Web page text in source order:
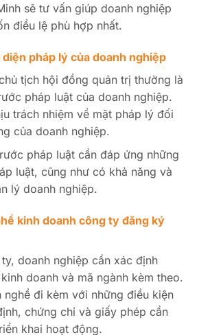
sẽ tư vấn giúp doanh nghiệp
điều lệ phù hợp nhất.
pháp lý của doanh nghiệp
tịch hội đồng quản trị thường là
pháp luật của doanh nghiệp.
trách nhiệm về mặt pháp lý đối
của doanh nghiệp.
pháp luật cần đáp ứng những
luật, cũng như có khả năng và
lý doanh nghiệp.
kinh doanh công ty đăng ký
doanh nghiệp cần xác định
doanh và mã ngành kèm theo.
nghề đi kèm với những điều kiện
chứng chỉ và giấy phép cần
khai hoạt động.